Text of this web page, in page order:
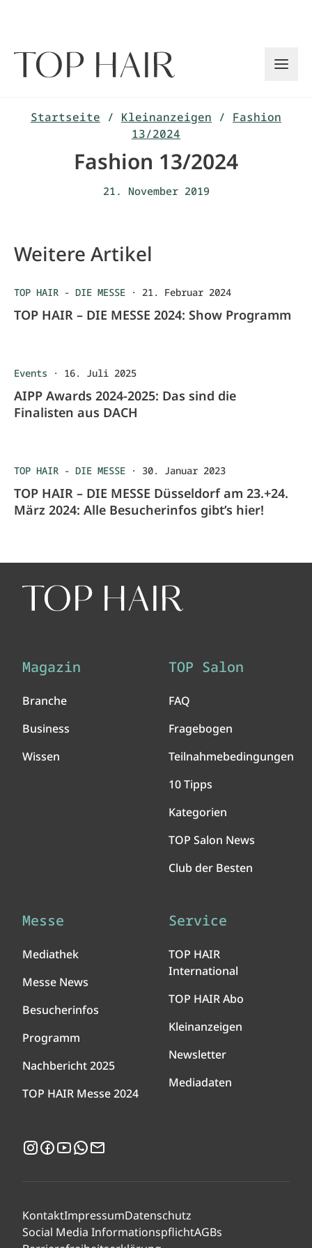
Startseite / Kleinanzeigen / Fashion
13/2024
Fashion 13/2024
21. November 2019
Weitere Artikel
TOP HAIR - DIE MESSE · 21. Februar 2024
TOP HAIR – DIE MESSE 2024: Show Programm
Events · 16. Juli 2025
AIPP Awards 2024-2025: Das sind die
Finalisten aus DACH
TOP HAIR - DIE MESSE · 30. Januar 2023
TOP HAIR – DIE MESSE Düsseldorf am 23.+24.
März 2024: Alle Besucherinfos gibt’s hier!
Magazin
Branche
Business
Wissen
TOP Salon
FAQ
Fragebogen
Teilnahmebedingungen
10 Tipps
Kategorien
TOP Salon News
Club der Besten
Messe
Mediathek
Messe News
Besucherinfos
Programm
Nachbericht 2025
TOP HAIR Messe 2024
Service
TOP HAIR
International
TOP HAIR Abo
Kleinanzeigen
Newsletter
Mediadaten
Instagram
Facebook
YouTubeWhatsApp
KontaktImpressumDatenschutz
Social Media InformationspflichtAGBs